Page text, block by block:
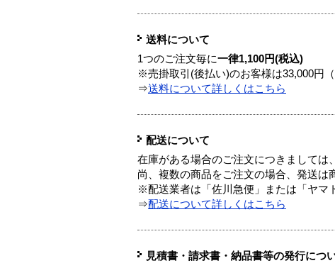
送料について
1つのご注文毎に一律1,100円(税込)
※売掛取引(後払い)のお客様は33,000円
⇒送料について詳しくはこちら
配送について
在庫がある場合のご注文につきましては
尚、複数の商品をご注文の場合、発送は
※配送業者は「佐川急便」または「ヤマ
⇒配送について詳しくはこちら
見積書・請求書・納品書等の発行につ